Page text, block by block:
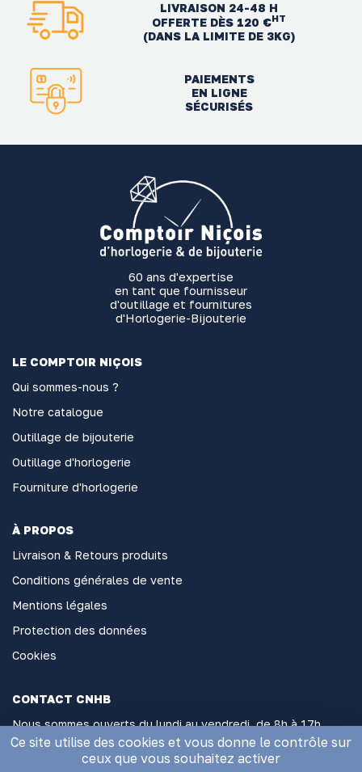
LIVRAISON 24-48 H
OFFERTE DÈS 120 €HT
(DANS LA LIMITE DE 3KG)
PAIEMENTS
EN LIGNE
SÉCURISÉS
60 ans d'expertise
en tant que fournisseur
d'outillage et fournitures
d'Horlogerie-Bijouterie
LE COMPTOIR NIÇOIS
Qui sommes-nous ?
Notre catalogue
Outillage de bijouterie
Outillage d'horlogerie
Fourniture d'horlogerie
À PROPOS
Livraison & Retours produits
Conditions générales de vente
Mentions légales
Protection des données
Cookies
CONTACT CNHB
Nous sommes ouverts du lundi au vendredi, de 8h à 17h
sans interruption
2 Rue Général Hoche, 06000 Nice
Ce site utilise des cookies et vous donne le contrôle sur
ceux que vous souhaitez activer